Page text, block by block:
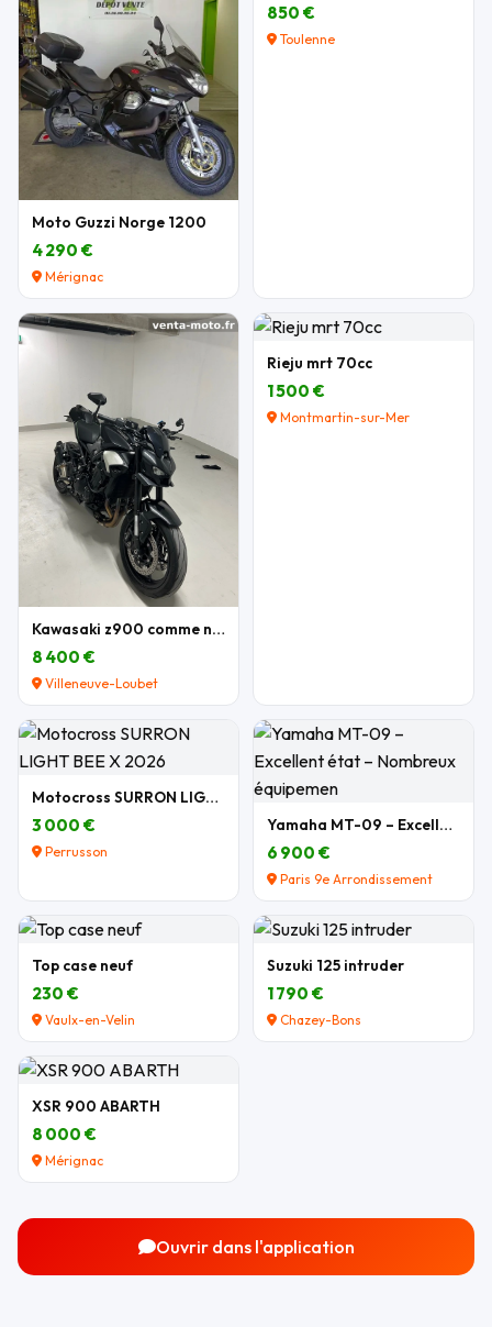
Moto Guzzi Norge 1200
4 290 €
Mérignac
850 €
Toulenne
Kawasaki z900 comme neuve
8 400 €
Villeneuve-Loubet
Rieju mrt 70cc
1 500 €
Montmartin-sur-Mer
Motocross SURRON LIGHT BEE X 2026
3 000 €
Perrusson
Yamaha MT-09 – Excellent état – Nombreux équipemen
6 900 €
Paris 9e Arrondissement
Top case neuf
230 €
Vaulx-en-Velin
Suzuki 125 intruder
1 790 €
Chazey-Bons
XSR 900 ABARTH
8 000 €
Mérignac
Ouvrir dans l'application